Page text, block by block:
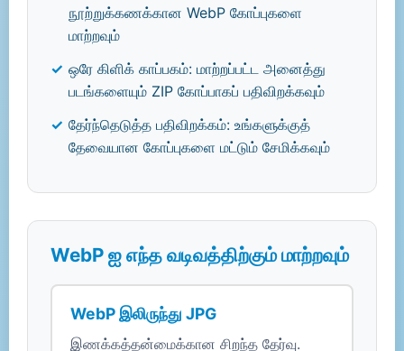
நூற்றுக்கணக்கான WebP கோப்புகளை
மாற்றவும்
ஒரே கிளிக் காப்பகம்: மாற்றப்பட்ட அனைத்து
படங்களையும் ZIP கோப்பாகப் பதிவிறக்கவும்
தேர்ந்தெடுத்த பதிவிறக்கம்: உங்களுக்குத்
தேவையான கோப்புகளை மட்டும் சேமிக்கவும்
WebP ஐ எந்த வடிவத்திற்கும் மாற்றவும்
WebP இலிருந்து JPG
இணக்கத்தன்மைக்கான சிறந்த தேர்வு.